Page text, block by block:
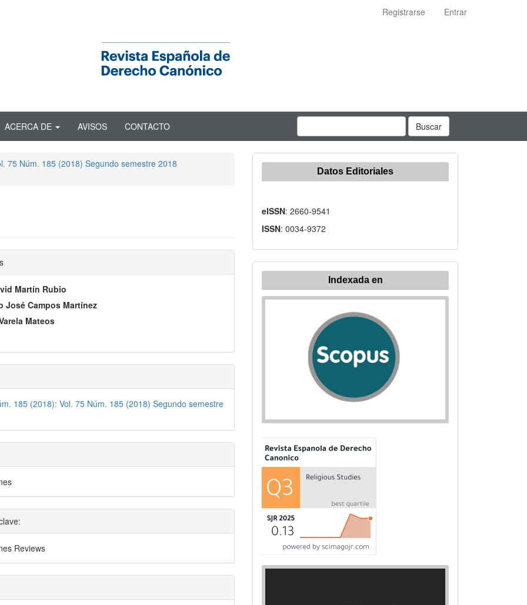
Registrarse Entrar
ACERCA DE AVISOS CONTACTO Buscar
75 Núm. 185 (2018) Segundo semestre 2018
Martín Rubio
José Campos Martínez
Mateos
185 (2018): Vol. 75 Núm. 185 (2018) Segundo semestre
Reviews
Datos Editoriales
eISSN: 2660-9541
ISSN: 0034-9372
Indexada
Indexada en